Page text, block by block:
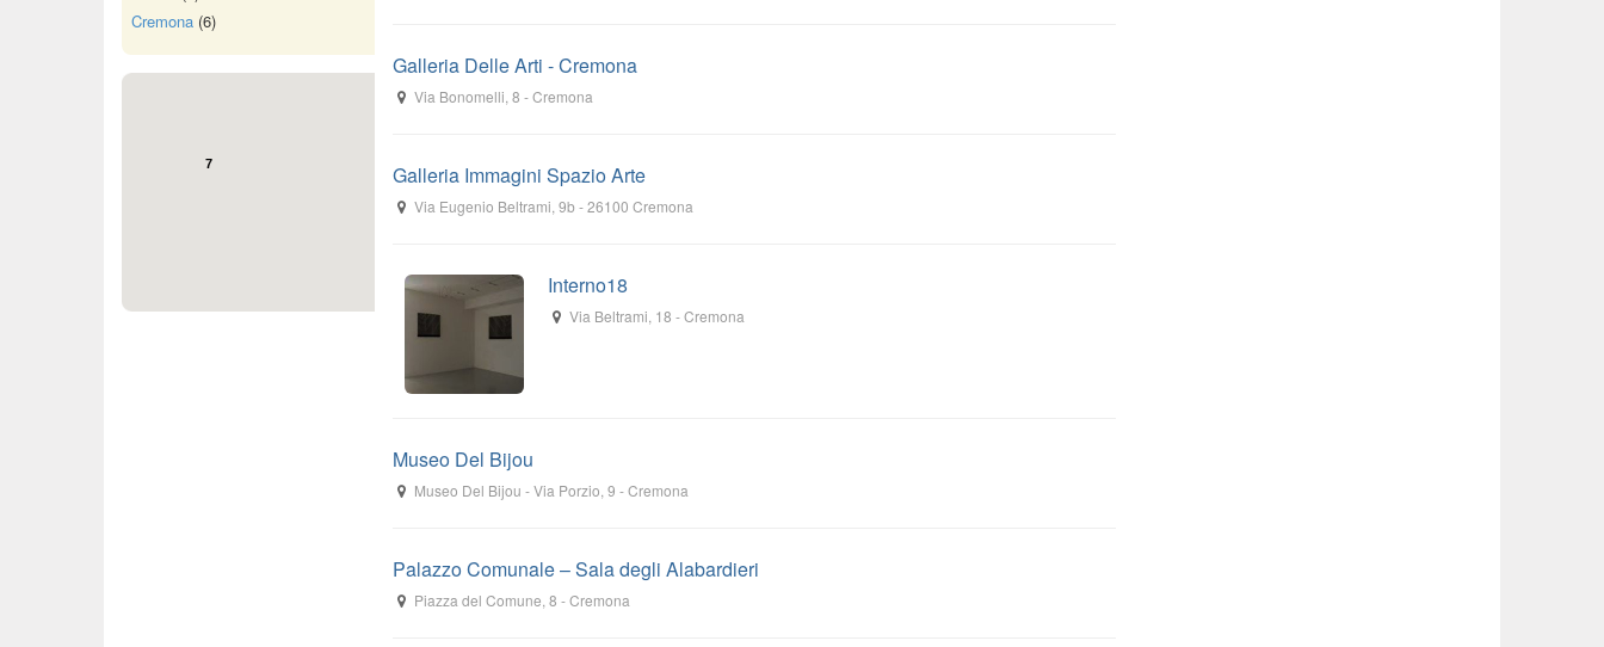
Cremona (6)
7
Galleria Delle Arti - Cremona
Via Bonomelli, 8 -Cremona
Galleria Immagini Spazio Arte
Via Eugenio Beltrami, 9b-26100 Cremona
Interno18
Via Beltrami, 18 -Cremona
Museo Del Bijou
Museo Del Bijou-Via Porzio, 9 -Cremona
Palazzo Comunale – Sala degli Alabardieri
Piazza del Comune, 8 -Cremona